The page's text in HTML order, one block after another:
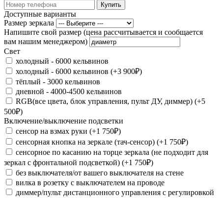
Купить
Доступные варианты
Размер зеркала
Напишите свой размер (цена рассчитывается и сообщается
вам нашим менеджером)
Свет
холодный - 6000 кельвинов
холодный - 6000 кельвинов (+3 900₽)
тёплый - 3000 кельвинов
дневной - 4000-4500 кельвинов
RGB(все цвета, блок управления, пульт ДУ, диммер) (+5
500₽)
Включение/выключение подсветки
сенсор на взмах руки (+1 750₽)
сенсорная кнопка на зеркале (тач-сенсор) (+1 750₽)
сенсорное по касанию на торце зеркала (не подходит для
зеркал с фронтальной подсветкой) (+1 750₽)
без выключателя/от вашего выключателя на стене
вилка в розетку с выключателем на проводе
диммер/пульт дистанционного управления с регулировкой